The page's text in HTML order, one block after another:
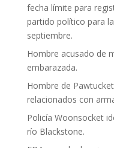
fecha límite para
partido político para
septiembre.
Hombre acusado de
embarazada.
Hombre de
relacionados con
Policía Woonsocket
río Blackstone.